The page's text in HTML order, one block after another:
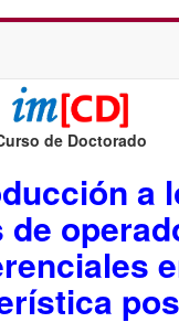
de Doctorado
a
de